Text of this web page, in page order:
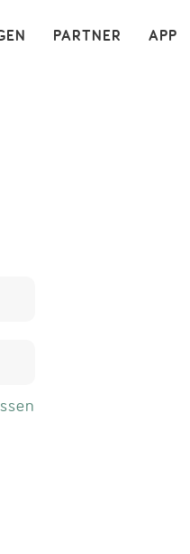
APP
PARTNER